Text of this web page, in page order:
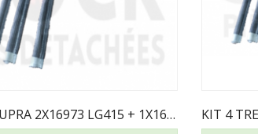
KIT 3 TRESSES SUPRA 2X16973 LG415 + 1X16974 LG500